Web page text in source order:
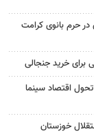
حرم بانوی کرامت
برای خرید جنجالی
اقتصاد سینما
خوزستان